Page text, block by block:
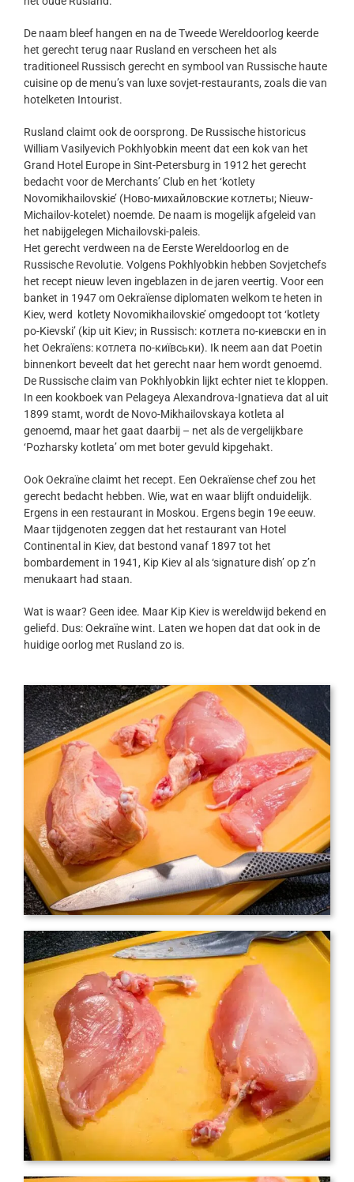
De naam bleef hangen en na de Tweede Wereldoorlog keerde
het gerecht terug naar Rusland en verscheen het als
traditioneel Russisch gerecht en symbool van Russische haute
cuisine op de menu’s van luxe sovjet-restaurants, zoals die van
hotelketen Intourist.
Rusland claimt ook de oorsprong. De Russische historicus
William Vasilyevich Pokhlyobkin meent dat een kok van het
Grand Hotel Europe in Sint-Petersburg in 1912 het gerecht
bedacht voor de Merchants’ Club en het ‘kotlety
Novomikhailovskie’ (Ново-михайловские котлеты; Nieuw-
Michailov-kotelet) noemde. De naam is mogelijk afgeleid van
het nabijgelegen Michailovski-paleis.
Het gerecht verdween na de Eerste Wereldoorlog en de
Russische Revolutie. Volgens Pokhlyobkin hebben Sovjetchefs
het recept nieuw leven ingeblazen in de jaren veertig. Voor een
banket in 1947 om Oekraïense diplomaten welkom te heten in
Kiev, werd kotlety Novomikhailovskie’ omgedoopt tot ‘kotlety
po-Kievski’ (kip uit Kiev; in Russisch: котлета по-киевски en in
het Oekraïens: котлета по-київськи). Ik neem aan dat Poetin
binnenkort beveelt dat het gerecht naar hem wordt genoemd.
De Russische claim van Pokhlyobkin lijkt echter niet te kloppen.
In een kookboek van Pelageya Alexandrova-Ignatieva dat al uit
1899 stamt, wordt de Novo-Mikhailovskaya kotleta al
genoemd, maar het gaat daarbij – net als de vergelijkbare
‘Pozharsky kotleta’ om met boter gevuld kipgehakt.
Ook Oekraïne claimt het recept. Een Oekraïense chef zou het
gerecht bedacht hebben. Wie, wat en waar blijft onduidelijk.
Ergens in een restaurant in Moskou. Ergens begin 19e eeuw.
Maar tijdgenoten zeggen dat het restaurant van Hotel
Continental in Kiev, dat bestond vanaf 1897 tot het
bombardement in 1941, Kip Kiev al als ‘signature dish’ op z’n
menukaart had staan.
Wat is waar? Geen idee. Maar Kip Kiev is wereldwijd bekend en
geliefd. Dus: Oekraïne wint. Laten we hopen dat dat ook in de
huidige oorlog met Rusland zo is.